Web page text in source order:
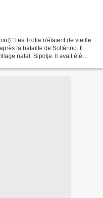
"Les Trotta n'étaient de vieille
la bataille de Solférino. Il
natal, Sipolje. Il avait été